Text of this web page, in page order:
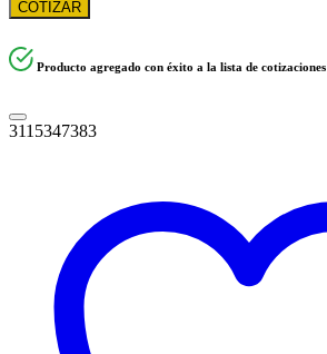
COTIZAR
Producto agregado con éxito a la lista de cotizaciones
3115347383